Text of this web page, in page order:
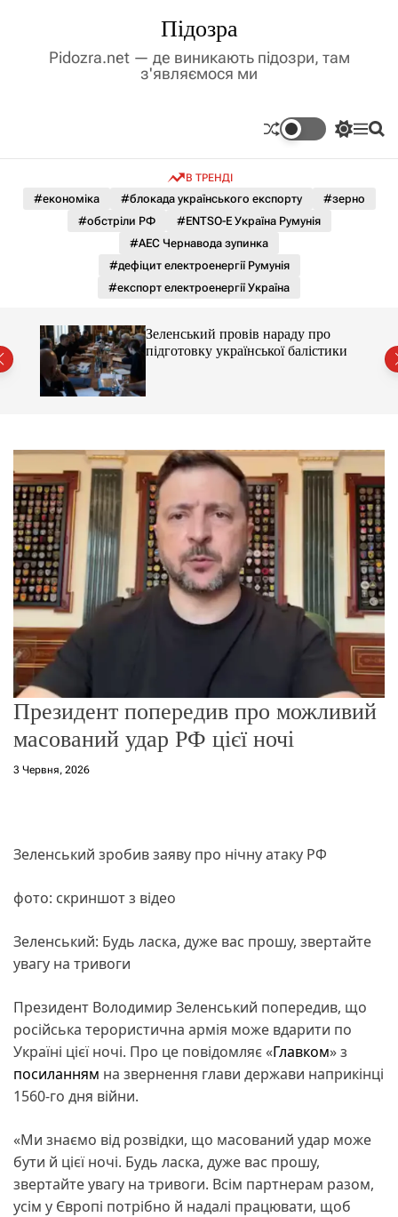
Підозра
Pidozra.net — де виникають підозри, там
з'являємося ми
П
м
к
о
р
е
ж
и
м
М П
В ТРЕНДІ
#економіка #блокада українського експорту
#зерно
#обстріли РФ
#ENTSO-E Україна Румунія
#АЕС Чернавода зупинка
#дефіцит електроенергії Румунія
#експорт електроенергії Україна
Зеленський провів нараду про
підготовку української балістики
Президент попередив про можливий
масований удар РФ цієї ночі
3 Червня, 2026
Зеленський зробив заяву про нічну атаку РФ
фото: скриншот з відео
Зеленський: Будь ласка, дуже вас прошу, звертайте
увагу на тривоги
Президент Володимир Зеленський попередив, що
російська терористична армія може вдарити по
Україні цієї ночі. Про це повідомляє «Главком» з
посиланням на звернення глави держави наприкінці
1560-го дня війни.
«Ми знаємо від розвідки, що масований удар може
бути й цієї ночі. Будь ласка, дуже вас прошу,
звертайте увагу на тривоги. Всім партнерам разом,
усім у Європі потрібно й надалі працювати, щоб